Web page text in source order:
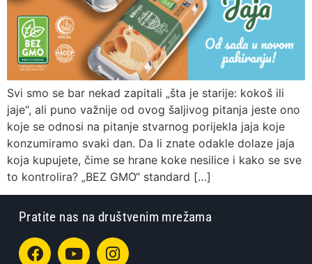
Svi smo se bar nekad zapitali „šta je starije: kokoš ili
jaje“, ali puno važnije od ovog šaljivog pitanja jeste ono
koje se odnosi na pitanje stvarnog porijekla jaja koje
konzumiramo svaki dan. Da li znate odakle dolaze jaja
koja kupujete, čime se hrane koke nesilice i kako se sve
to kontrolira? „BEZ GMO“ standard […]
Pratite nas na društvenim mrežama